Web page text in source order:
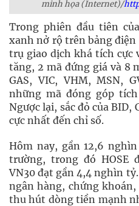
minh họa (Internet)/
Trong phiên đầu tiên
xanh nở rộ trên bảng điện
trụ giao dịch khá tích cực
tăng, 2 mã đứng giá và 8
GAS, VIC, VHM, MSN,
những mã đóng góp
Ngược lại, sắc đỏ của BID,
cực nhất đến chỉ số.
Hôm nay, gần 12,6
trường, trong đó HOSE
VN30 đạt gần 4,4 nghìn
ngân hàng, chứng
thu hút dòng tiền mạnh